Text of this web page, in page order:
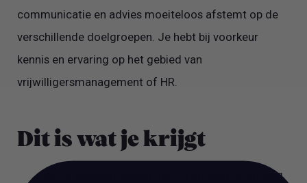
communicatie en advies moeiteloos afstemt op de
verschillende doelgroepen. Je hebt bij voorkeur
kennis en ervaring op het gebied van
vrijwilligersmanagement of HR.
Dit is wat je krijgt
Een ontwikkelingsgerichte, open werkomgeving